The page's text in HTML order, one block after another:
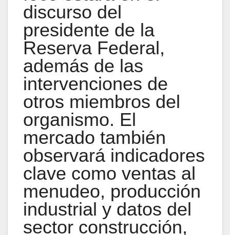
discurso del
presidente de la
Reserva Federal,
además de las
intervenciones de
otros miembros del
organismo. El
mercado también
observará indicadores
clave como ventas al
menudeo, producción
industrial y datos del
sector construcción,